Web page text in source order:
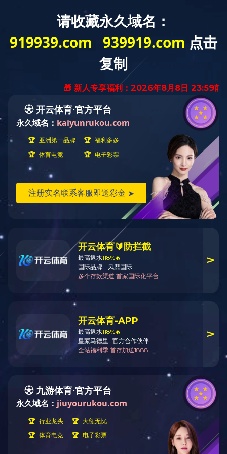
ELEVATOR DOOR SYSTEM
电梯门系统
FEFL.02A型中分双折层门装置（玻璃门结构）
产品资料详情请到服务与支持—技
术资料下载处下载
返回顶部